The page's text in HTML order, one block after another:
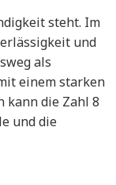
steht. Im
und
als
einem starken
kann die Zahl 8
und die